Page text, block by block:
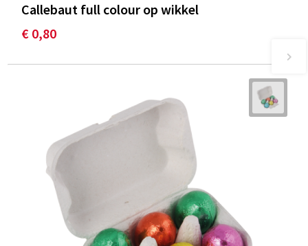
Callebaut full colour op wikkel
€ 0,80